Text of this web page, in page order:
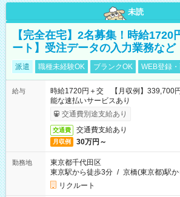
未読
【完全在宅】2名募集！時給1720
ート】受注データの入力業務など
派遣 職種未経験OK ブランクOK WEB登録
給与
時給1720円＋交 【月収例】339,700
能な速払いサービスあり
交通費別途支給あり
交通費 交通費支給あり
月収例 30万円～
勤務地
東京都千代田区
東京駅から徒歩3分 / 京橋(東京都)駅
リクルート